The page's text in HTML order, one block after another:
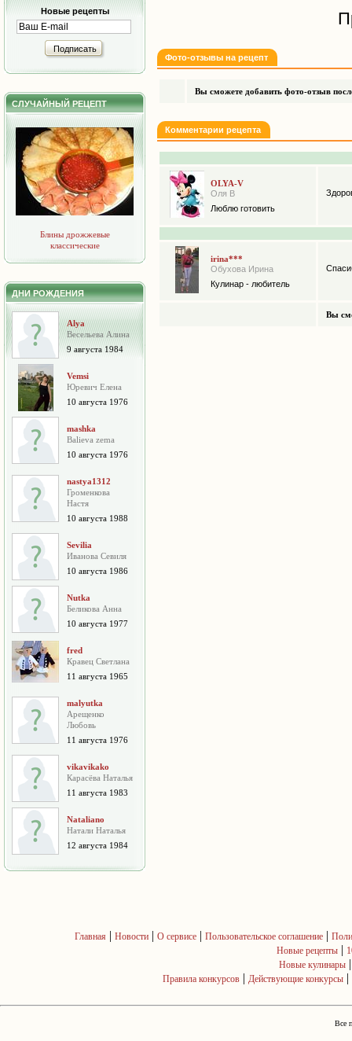
Новые рецепты
Подписать
СЛУЧАЙНЫЙ РЕЦЕПТ
Блины дрожжевые
классические
ДНИ РОЖДЕНИЯ
Alya
Весельева Алина
9 августа 1984
Vemsi
Юревич Елена
10 августа 1976
mashka
Balieva zema
10 августа 1976
nastya1312
Громенкова
Настя
10 августа 1988
Sevilia
Иванова Севиля
10 августа 1986
Nutka
Беликова Анна
10 августа 1977
fred
Кравец Светлана
11 августа 1965
malyutka
Арещенко
Любовь
11 августа 1976
vikavikako
Карасёва Наталья
11 августа 1983
Nataliano
Натали Наталья
12 августа 1984
Фото-отзывы на рецепт
Вы сможете добавить фото-отзыв
Комментарии рецепта
OLYA-V
Оля В
Люблю готовить
irina***
Обухова Ирина
Кулинар - любитель
Вы
Главная | Новости| О сервисе| Пользовательское соглашение|
Новые рецепты |
Новые кулинары
Правила конкурсов | Действующие конкурсы |
Все